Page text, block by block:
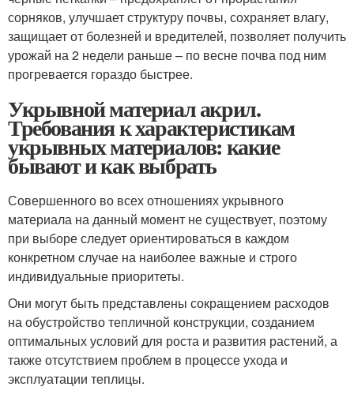
сорняков, улучшает структуру почвы, сохраняет влагу,
защищает от болезней и вредителей, позволяет получить
урожай на 2 недели раньше – по весне почва под ним
прогревается гораздо быстрее.
Укрывной материал акрил.
Требования к характеристикам
укрывных материалов: какие
бывают и как выбрать
Совершенного во всех отношениях укрывного
материала на данный момент не существует, поэтому
при выборе следует ориентироваться в каждом
конкретном случае на наиболее важные и строго
индивидуальные приоритеты.
Они могут быть представлены сокращением расходов
на обустройство тепличной конструкции, созданием
оптимальных условий для роста и развития растений, а
также отсутствием проблем в процессе ухода и
эксплуатации теплицы.